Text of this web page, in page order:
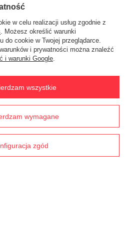
zamówienia
przesyłki
zwrócić produkt
wymienić towar
Kontakt
Konto
w celu realizacji usług zgodnie z
. Możesz określić warunki
do cookie w Twojej przeglądarce.
i prywatności można znaleźć
i warunki Google.
wymagane
zgód
wszystkie